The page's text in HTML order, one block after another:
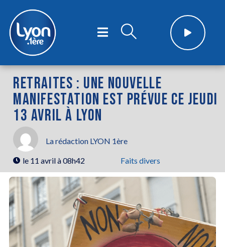
RETRAITES : UNE NOUVELLE
MANIFESTATION EST PRÉVUE CE JEUDI
13 AVRIL À LYON
La rédaction LYON 1ère
le 11 avril à 08h42 Faits divers